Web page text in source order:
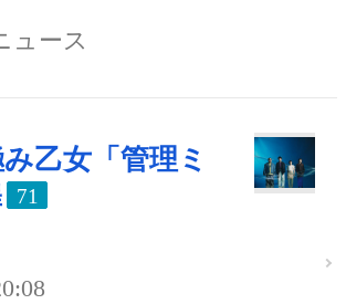
ュース
乙女「管理ミ
71